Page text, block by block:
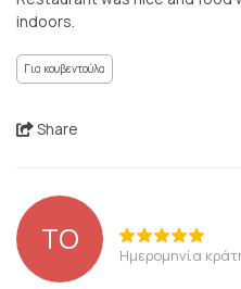
indoors.
Για κουβεντούλα
Share
TO Ημερομηνία